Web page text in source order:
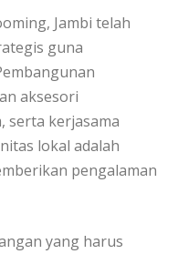
Jambi telah
guna
aksesori
serta kerjasama
lokal adalah
pengalaman
yang harus